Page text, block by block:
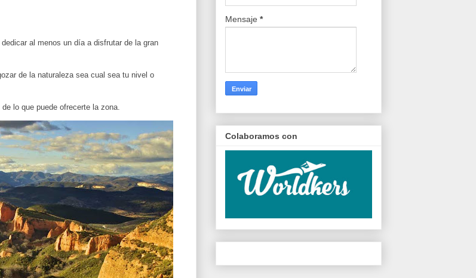
al menos un día a disfrutar de la gran
de la naturaleza sea cual sea tu nivel o
lo que puede ofrecerte la zona.
Mensaje *
Colaboramos con